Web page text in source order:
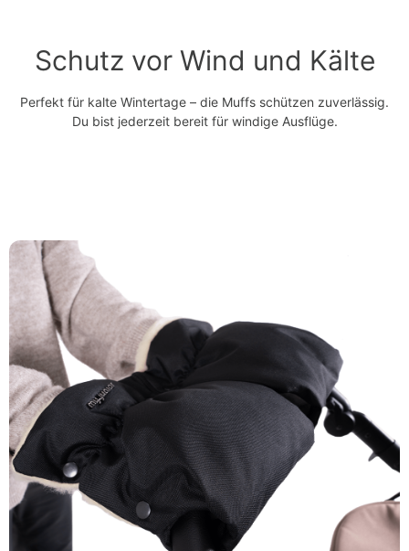
Schutz vor Wind und Kälte
Perfekt für kalte Wintertage – die Muffs schützen zuverlässig.
Du bist jederzeit bereit für windige Ausflüge.